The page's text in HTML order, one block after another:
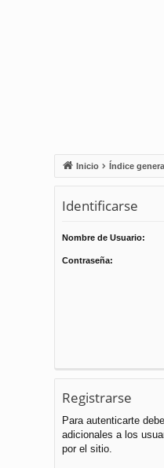
Inicio Índice
Identificarse
Nombre de Usuario:
Contraseña:
Registrarse
Para autenticarte
adicionales a los
por el sitio.